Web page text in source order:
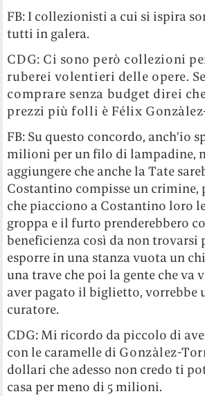
FB: I collezionisti a cui si ispira
tutti in galera.
CDG: Ci sono però collezioni
ruberei volentieri delle opere.
comprare senza budget direi
prezzi più folli è Félix
FB: Su questo concordo, anch’io
milioni per un filo di lampadine,
aggiungere che anche la Tate
Costantino compisse un crimine,
che piacciono a Costantino loro
groppa e il furto prenderebbero
beneficienza così da non trovarsi
esporre in una stanza vuota un
una trave che poi la gente che va
aver pagato il biglietto, vorrebbe
curatore.
CDG: Mi ricordo da piccolo di
con le caramelle di Gonzàlez-
dollari che adesso non credo ti
casa per meno di 5 milioni.